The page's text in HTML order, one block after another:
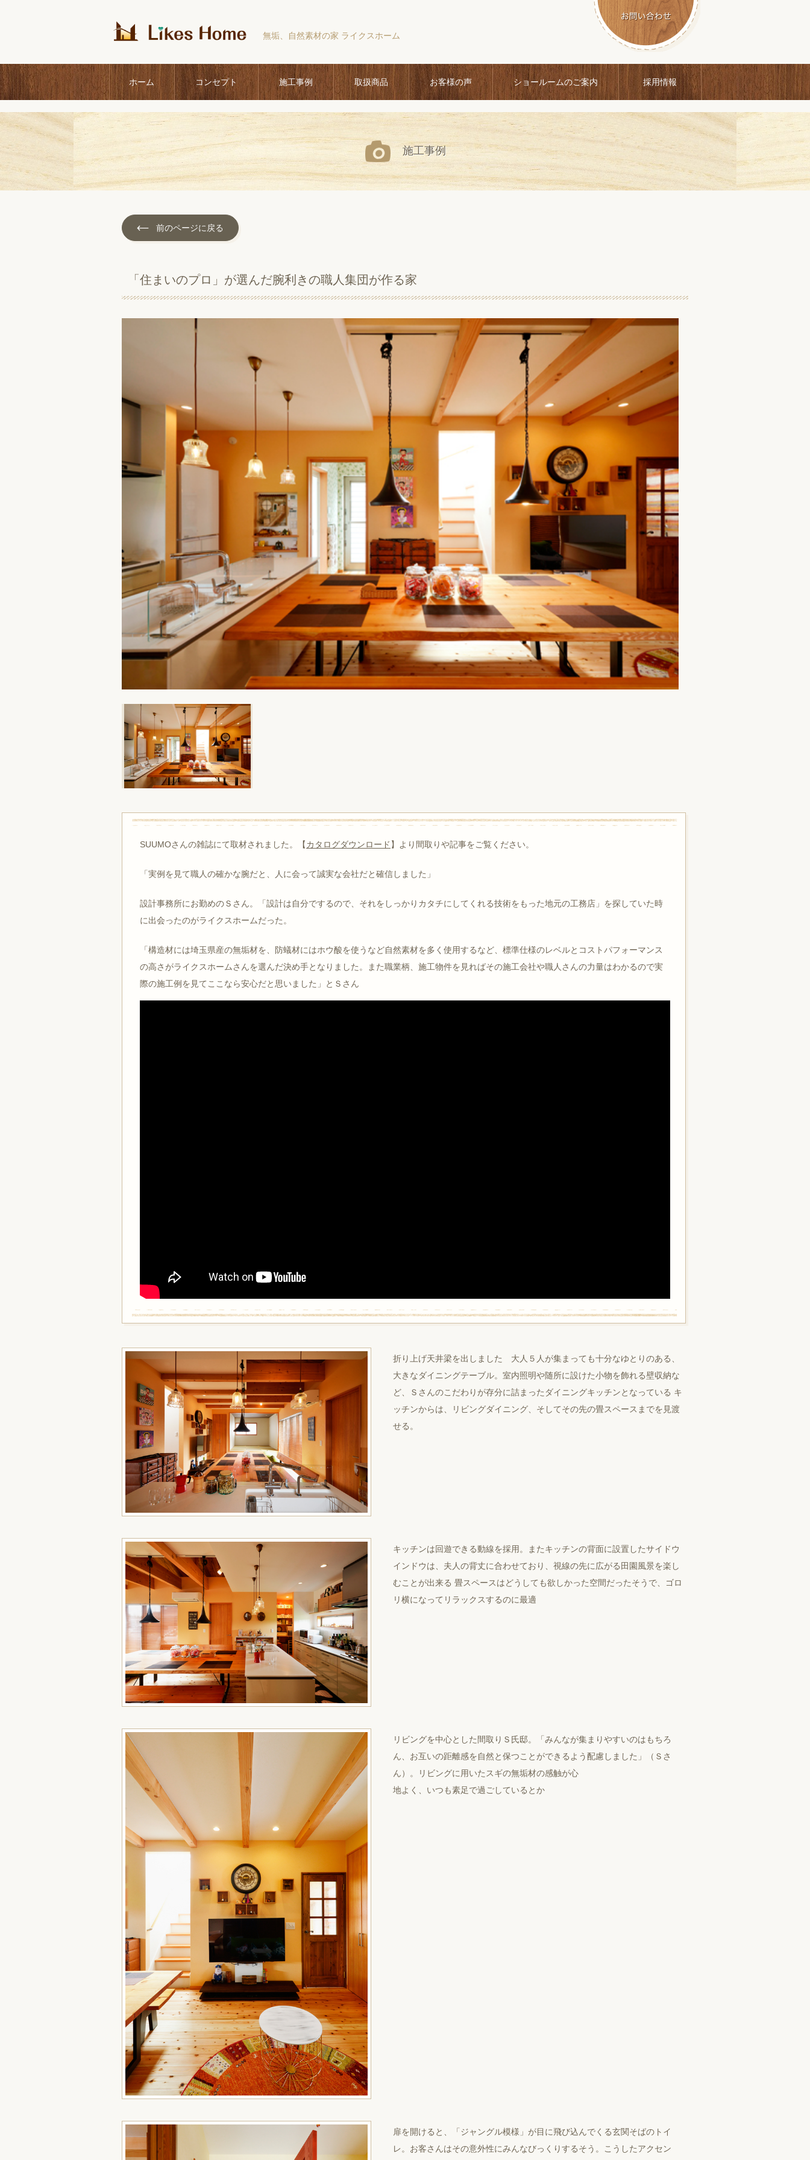
無垢、自然素材の家 ライクスホーム
ホーム コンセプト 施工事例 取扱商品 お客様の声 ショールームのご案内 採用情報
施工事例
前のページに戻る
「住まいのプロ」が選んだ腕利きの職人集団が作る家
SUUMOさんの雑誌にて取材されました。【カタログダウンロード 】より間取りや記事をご覧ください。
「実例を⾒て職⼈の確かな腕だと、⼈に会って誠実な会社だと確信しました」
設計事務所にお勤めのＳさん。「設計は⾃分でするので、それをしっかりカタチにしてくれる技術をもった地元の⼯務店」を探していた時
に出会ったのがライクスホームだった。
「構造材には埼⽟県産の無垢材を、防蟻材にはホウ酸を使うなど⾃然素材を多く使⽤するなど、標準仕様のレベルとコストパフォーマンス
の⾼さがライクスホームさんを選んだ決め⼿となりました。また職業柄、施⼯物件を⾒ればその施⼯会社や職⼈さんの⼒量はわかるので実
際の施⼯例を⾒てここなら安⼼だと思いました」とＳさん
折り上げ天井梁を出しました ⼤⼈５⼈が集まっても⼗分なゆとりのある、
⼤きなダイニングテーブル。室内照明や随所に設けた⼩物を飾れる壁収納な
ど、Ｓさんのこだわりが存分に詰まったダイニングキッチンとなっている キ
ッチンからは、リビングダイニング、そしてその先の畳スペースまでを⾒渡
せる。
キッチンは回遊できる動線を採⽤。またキッチンの背⾯に設置したサイドウ
インドウは、夫⼈の背丈に合わせており、視線の先に広がる⽥園⾵景を楽し
むことが出来る 畳スペースはどうしても欲しかった空間だったそうで、ゴロ
リ横になってリラックスするのに最適
リビングを中⼼とした間取りＳ⽒邸。「みんなが集まりやすいのはもちろ
ん、お互いの距離感を⾃然と保つことができるよう配慮しました」（Ｓさ
ん）。リビングに⽤いたスギの無垢材の感触が⼼
地よく、いつも素⾜で過ごしているとか
扉を開けると、「ジャングル模様」が⽬に⾶び込んでくる⽞関そばのトイ
レ。お客さんはその意外性にみんなびっくりするそう。こうしたアクセン